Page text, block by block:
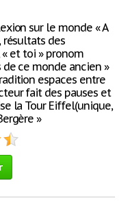
sur le monde « A
résultats des
et toi » pronom
ce monde ancien »
espaces entre
fait des pauses et
la Tour Eiffel(unique,
»